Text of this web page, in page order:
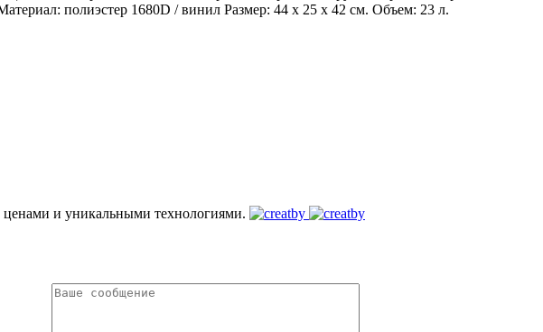
полиэстер 1680D / винил Размер: 44 x 25 x 42 см. Объем: 23 л.
и уникальными технологиями.